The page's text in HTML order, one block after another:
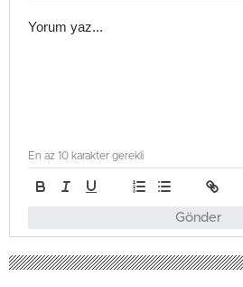
Gönder
En az 10 karakter gerekli